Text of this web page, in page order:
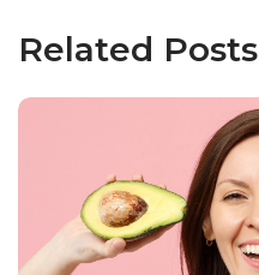
Related Posts